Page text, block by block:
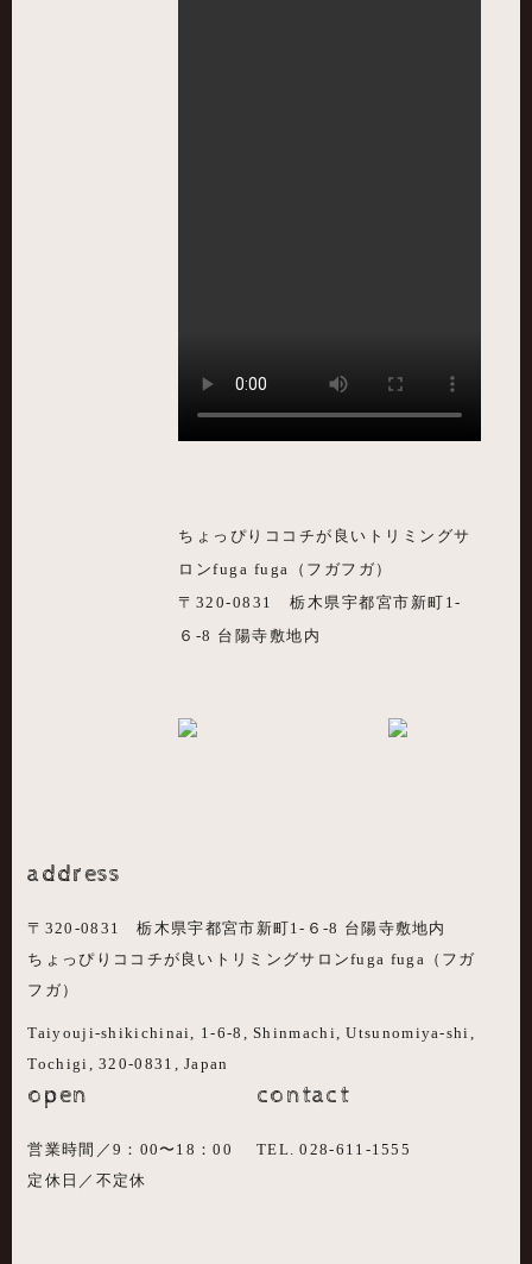
ちょっぴりココチが良いトリミングサ
ロンfuga fuga（フガフガ）
〒320-0831 栃木県宇都宮市新町1-
６-8 台陽寺敷地内
address
〒320-0831 栃木県宇都宮市新町1-６-8 台陽寺敷地内
ちょっぴりココチが良いトリミングサロンfuga fuga（フガ
フガ）
Taiyouji-shikichinai, 1-6-8, Shinmachi, Utsunomiya-shi,
Tochigi, 320-0831, Japan
open
営業時間／9：00〜18：00
定休日／不定休
contact
TEL. 028-611-1555